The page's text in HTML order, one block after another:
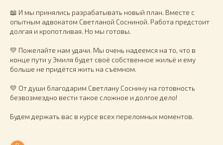
📖 И мы принялись разрабатывать новый план. Вместе с
опытным адвокатом Светланой Сосниной. Работа предстоит
долгая и кропотливая. Но мы готовы.
💛 Пожелайте нам удачи. Мы очень надеемся на то, что в
конце пути у Эмиля будет своё собственное жильё и ему
больше не придётся жить на съёмном.
💛 От души благодарим Светлану Соснину на готовность
безвозмездно вести такое сложное и долгое дело!
Будем держать вас в курсе всех переломных моментов.